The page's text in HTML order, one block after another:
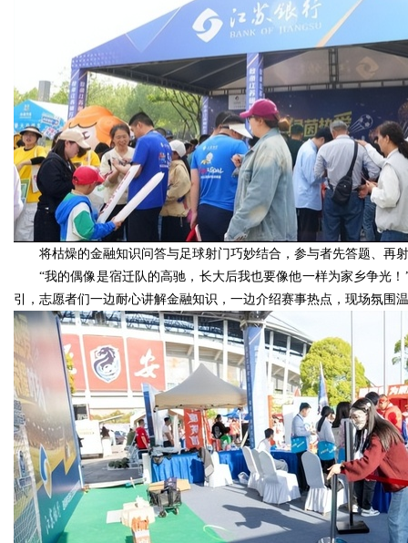
将枯燥的金融知识问答与足球射门巧妙结合，参与者先答题、
“我的偶像是宿迁队的高驰，长大后我也要像他一样为家乡争光
引，志愿者们一边耐心讲解金融知识，一边介绍赛事热点，现场氛围